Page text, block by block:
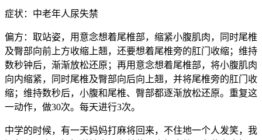
症状：中老年人尿失禁
偏方：取站姿，用意念想着尾椎部，缩紧小腹肌肉，同时尾椎
及臀部向前上方收缩上翘，还要想着尾椎旁的肛门收缩；维持
数秒钟后，渐渐放松还原；再用意念想着尾椎部，将小腹肌肉
向内缩紧，同时尾椎及臀部向后向上翘，并将尾椎旁的肛门收
缩；维持数秒后，小腹和尾椎、臀部都逐渐放松还原。重复这
一动作，做30次。每天进行3次。
中学的时候，有一天妈妈打麻将回来，不住地一个人发笑，我